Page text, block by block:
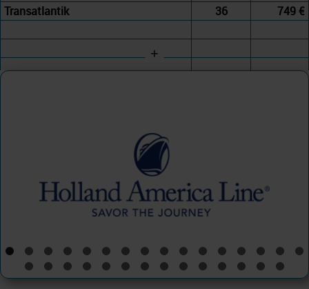
Transatlantik
36 749 €
+